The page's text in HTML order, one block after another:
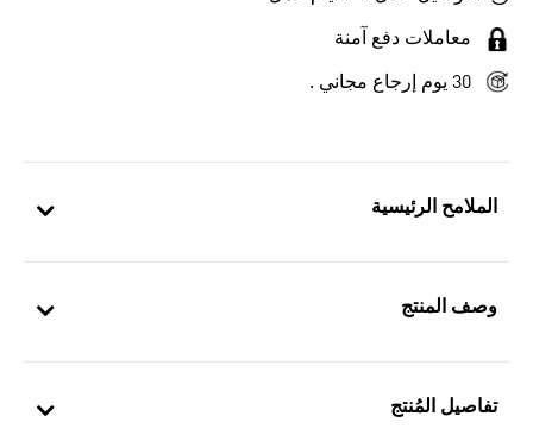
الملامح الرئيسية
وصف المنتج
تفاصيل المُنتج
معاملات دفع آمنة